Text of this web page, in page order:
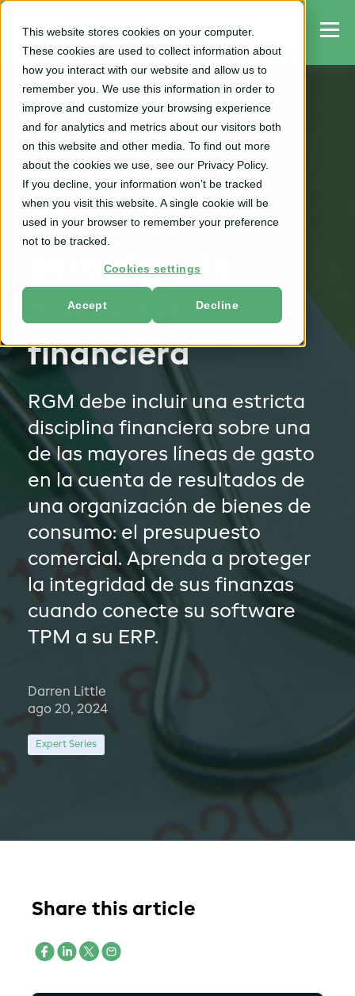
This website stores cookies on your computer.
These cookies are used to collect information about
how you interact with our website and allow us to
remember you. We use this information in order to
improve and customize your browsing experience
and for analytics and metrics about our visitors both
on this website and other media. To find out more
about the cookies we use, see our Privacy Policy.
If you decline, your information won’t be tracked
when you visit this website. A single cookie will be
used in your browser to remember your preference
not to be tracked.
Cookies settings
Accept Decline
Expert Series
El software de
TPM debe
garantizar la
disciplina
financiera
RGM debe incluir una estricta
disciplina financiera sobre una
de las mayores líneas de gasto
en la cuenta de resultados de
una organización de bienes de
consumo: el presupuesto
comercial. Aprenda a proteger
la integridad de sus finanzas
cuando conecte su software
TPM a su ERP.
Darren Little
ago 20, 2024
Expert Series
Share this article